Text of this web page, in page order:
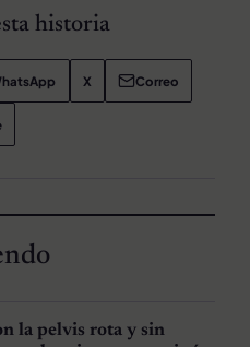
historia
X Correo
la pelvis rota y sin